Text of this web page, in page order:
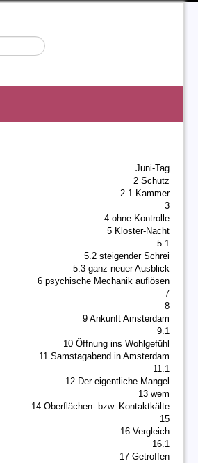
Juni-Tag
2 Schutz
2.1 Kammer
3
4 ohne Kontrolle
5 Kloster-Nacht
5.1
5.2 steigender Schrei
5.3 ganz neuer Ausblick
6 psychische Mechanik auflösen
7
8
9 Ankunft Amsterdam
9.1
10 Öffnung ins Wohlgefühl
11 Samstagabend in Amsterdam
11.1
12 Der eigentliche Mangel
13 wem
14 Oberflächen- bzw. Kontaktkälte
15
16 Vergleich
16.1
17 Getroffen